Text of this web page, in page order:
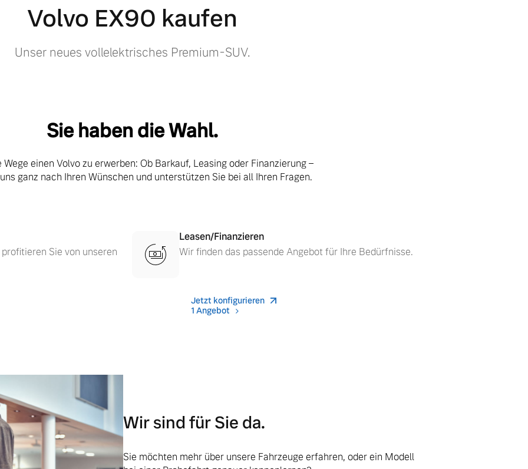
Original Volvo Winter- und Sommer Kompletträder.
Volvo EX90 kaufen
Unser neues vollelektrisches Premium-SUV.
Sie haben die Wahl.
Wege einen Volvo zu erwerben: Ob Barkauf, Leasing oder Finanzierung –
ganz nach Ihren Wünschen und unterstützen Sie bei all Ihren Fragen.
Sie von unseren
Leasen/Finanzieren
Wir finden das passende Angebot für Ihre Bedürfnisse.
Jetzt konfigurieren
1 Angebot
Wir sind für Sie da.
Sie möchten mehr über unsere Fahrzeuge erfahren, oder ein Modell